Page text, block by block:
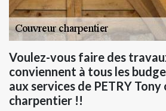
Voulez-vous faire des
conviennent à tous les
aux services de PETRY
charpentier !!